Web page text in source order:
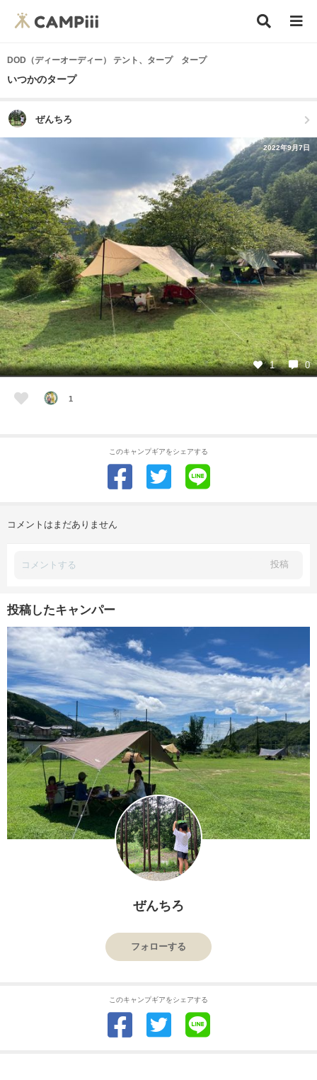
DOD（ディーオーディー） テント、タープ タープ
いつかのタープ
ぜんちろ
2022年9月7日
1 0
1
このキャンプギアをシェアする
コメントはまだありません
投稿
投稿したキャンパー
ぜんちろ
フォローする
このキャンプギアをシェアする